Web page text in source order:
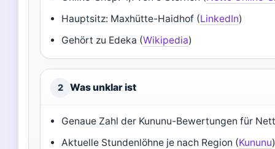
Hauptsitz: Maxhütte-Haidhof (LinkedIn)
Gehört zu Edeka (Wikipedia)
2 Was unklar ist
Genaue Zahl der Kununu-Bewertungen für
Aktuelle Stundenlöhne je nach Region (Kununu